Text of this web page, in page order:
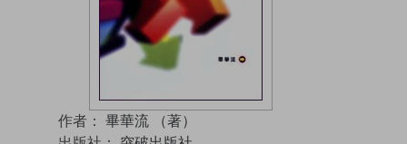
作者： 畢華流 （著）